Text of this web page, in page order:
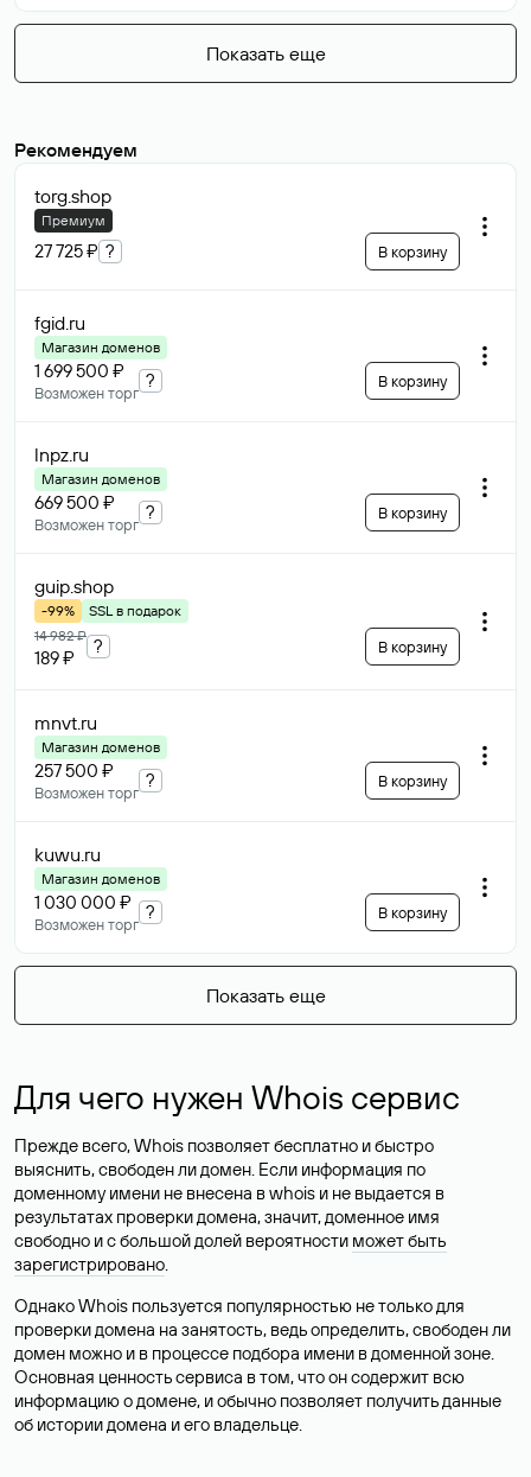
Показать еще
Рекомендуем
torg.shop
Премиум
27 725 ₽ ? В корзину
fgid.ru
Магазин доменов
1 699 500 ₽
Возможен торг
? В корзину
lnpz.ru
Магазин доменов
669 500 ₽
Возможен торг
? В корзину
guip.shop
-99%
SSL в подарок
14 982 ₽
189 ₽
? В корзину
mnvt.ru
Магазин доменов
257 500 ₽
Возможен торг
? В корзину
kuwu.ru
Магазин доменов
1 030 000 ₽
Возможен торг
? В корзину
Показать еще
Для чего нужен Whois сервис
Прежде всего, Whois позволяет бесплатно и быстро
выяснить, свободен ли домен. Если информация по
доменному имени не внесена в whois и не выдается в
результатах проверки домена, значит, доменное имя
свободно и с большой долей вероятности может быть
зарегистрировано.
Однако Whois пользуется популярностью не только для
проверки домена на занятость, ведь определить, свободен ли
домен можно и в процессе подбора имени в доменной зоне.
Основная ценность сервиса в том, что он содержит всю
информацию о домене, и обычно позволяет получить данные
об истории домена и его владельце.